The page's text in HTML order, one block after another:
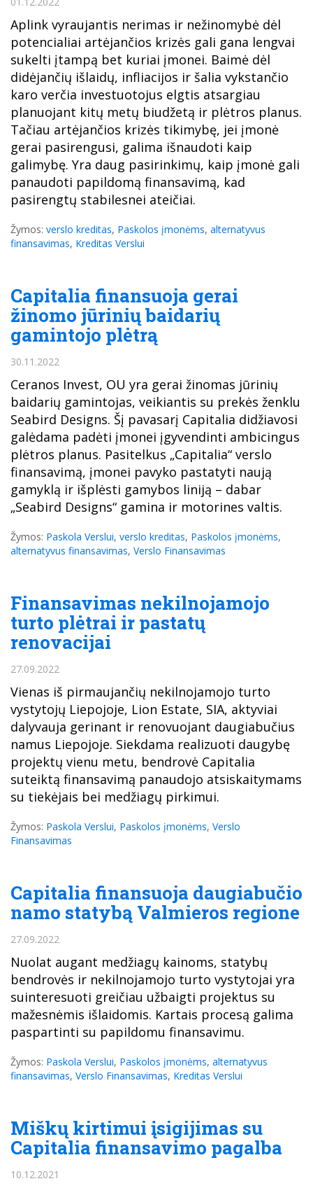
Aplink vyraujantis nerimas ir nežinomybė dėl
potencialiai artėjančios krizės gali gana lengvai
sukelti įtampą bet kuriai įmonei. Baimė dėl
didėjančių išlaidų, infliacijos ir šalia vykstančio
karo verčia investuotojus elgtis atsargiau
planuojant kitų metų biudžetą ir plėtros planus.
Tačiau artėjančios krizės tikimybę, jei įmonė
gerai pasirengusi, galima išnaudoti kaip
galimybę. Yra daug pasirinkimų, kaip įmonė gali
panaudoti papildomą finansavimą, kad
pasirengtų stabilesnei ateičiai.
Žymos: verslo kreditas, Paskolos įmonėms, alternatyvus
finansavimas, Kreditas Verslui
Capitalia finansuoja gerai
žinomo jūrinių baidarių
gamintojo plėtrą
30.11.2022
Ceranos Invest, OU yra gerai žinomas jūrinių
baidarių gamintojas, veikiantis su prekės ženklu
Seabird Designs. Šį pavasarį Capitalia didžiavosi
galėdama padėti įmonei įgyvendinti ambicingus
plėtros planus. Pasitelkus „Capitalia“ verslo
finansavimą, įmonei pavyko pastatyti naują
gamyklą ir išplėsti gamybos liniją – dabar
„Seabird Designs“ gamina ir motorines valtis.
Žymos: Paskola Verslui, verslo kreditas, Paskolos įmonėms,
alternatyvus finansavimas, Verslo Finansavimas
Finansavimas nekilnojamojo
turto plėtrai ir pastatų
renovacijai
27.09.2022
Vienas iš pirmaujančių nekilnojamojo turto
vystytojų Liepojoje, Lion Estate, SIA, aktyviai
dalyvauja gerinant ir renovuojant daugiabučius
namus Liepojoje. Siekdama realizuoti daugybę
projektų vienu metu, bendrovė Capitalia
suteiktą finansavimą panaudojo atsiskaitymams
su tiekėjais bei medžiagų pirkimui.
Žymos: Paskola Verslui, Paskolos įmonėms, Verslo
Finansavimas
Capitalia finansuoja daugiabučio
namo statybą Valmieros regione
27.09.2022
Nuolat augant medžiagų kainoms, statybų
bendrovės ir nekilnojamojo turto vystytojai yra
suinteresuoti greičiau užbaigti projektus su
mažesnėmis išlaidomis. Kartais procesą galima
paspartinti su papildomu finansavimu.
Žymos: Paskola Verslui, Paskolos įmonėms, alternatyvus
finansavimas, Verslo Finansavimas, Kreditas Verslui
Miškų kirtimui įsigijimas su
Capitalia finansavimo pagalba
10.12.2021